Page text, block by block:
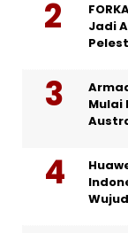
Jadi
Mulai